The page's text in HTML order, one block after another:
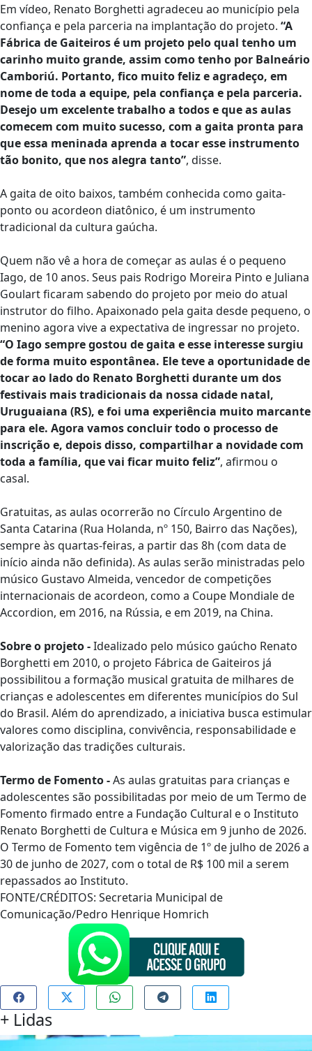
Em vídeo, Renato Borghetti agradeceu ao município pela
confiança e pela parceria na implantação do projeto. “A
Fábrica de Gaiteiros é um projeto pelo qual tenho um
carinho muito grande, assim como tenho por Balneário
Camboriú. Portanto, fico muito feliz e agradeço, em
nome de toda a equipe, pela confiança e pela parceria.
Desejo um excelente trabalho a todos e que as aulas
comecem com muito sucesso, com a gaita pronta para
que essa meninada aprenda a tocar esse instrumento
tão bonito, que nos alegra tanto”, disse.
A gaita de oito baixos, também conhecida como gaita-
ponto ou acordeon diatônico, é um instrumento
tradicional da cultura gaúcha.
Quem não vê a hora de começar as aulas é o pequeno
Iago, de 10 anos. Seus pais Rodrigo Moreira Pinto e Juliana
Goulart ficaram sabendo do projeto por meio do atual
instrutor do filho. Apaixonado pela gaita desde pequeno, o
menino agora vive a expectativa de ingressar no projeto.
“O Iago sempre gostou de gaita e esse interesse surgiu
de forma muito espontânea. Ele teve a oportunidade de
tocar ao lado do Renato Borghetti durante um dos
festivais mais tradicionais da nossa cidade natal,
Uruguaiana (RS), e foi uma experiência muito marcante
para ele. Agora vamos concluir todo o processo de
inscrição e, depois disso, compartilhar a novidade com
toda a família, que vai ficar muito feliz”, afirmou o
casal.
Gratuitas, as aulas ocorrerão no Círculo Argentino de
Santa Catarina (Rua Holanda, nº 150, Bairro das Nações),
sempre às quartas-feiras, a partir das 8h (com data de
início ainda não definida). As aulas serão ministradas pelo
músico Gustavo Almeida, vencedor de competições
internacionais de acordeon, como a Coupe Mondiale de
Accordion, em 2016, na Rússia, e em 2019, na China.
Sobre o projeto -Idealizado pelo músico gaúcho Renato
Borghetti em 2010, o projeto Fábrica de Gaiteiros já
possibilitou a formação musical gratuita de milhares de
crianças e adolescentes em diferentes municípios do Sul
do Brasil. Além do aprendizado, a iniciativa busca estimular
valores como disciplina, convivência, responsabilidade e
valorização das tradições culturais.
Termo de Fomento -As aulas gratuitas para crianças e
adolescentes são possibilitadas por meio de um Termo de
Fomento firmado entre a Fundação Cultural e o Instituto
Renato Borghetti de Cultura e Música em 9 junho de 2026.
O Termo de Fomento tem vigência de 1º de julho de 2026 a
30 de junho de 2027, com o total de R$ 100 mil a serem
repassados ao Instituto.
FONTE/CRÉDITOS: Secretaria Municipal de
Comunicação/Pedro Henrique Homrich
+ Lidas